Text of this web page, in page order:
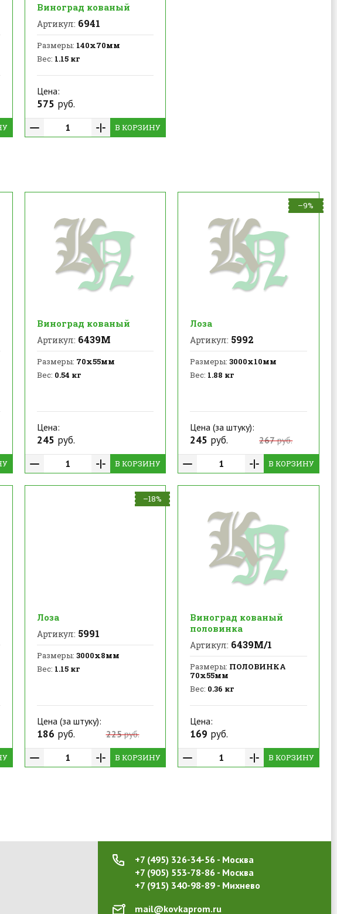
Виноград кованый
Артикул: 6941
Размеры: 140х70мм
Вес: 1.15 кг
Цена:
575 руб.
В КОРЗИНУ
Виноград кованый
Артикул: 6439М
Размеры: 70х55мм
Вес: 0.54 кг
Цена:
245 руб.
В КОРЗИНУ
–9%
Лоза
Артикул: 5992
Размеры: 3000х10мм
Вес: 1.88 кг
Цена (за штуку):
245 руб. 267руб.
В КОРЗИНУ
–18%
Лоза
Артикул: 5991
Размеры: 3000х8мм
Вес: 1.15 кг
Цена (за штуку):
186 руб. 225руб.
В КОРЗИНУ
Виноград кованый
половинка
Артикул: 6439М/1
Размеры: ПОЛОВИНКА
70х55мм
Вес: 0.36 кг
Цена:
169 руб.
В КОРЗИНУ
+7 (495) 326-34-56 - Москва
+7 (905) 553-78-86 - Москва
+7 (915) 340-98-89 - Михнево
mail@kovkaprom.ru